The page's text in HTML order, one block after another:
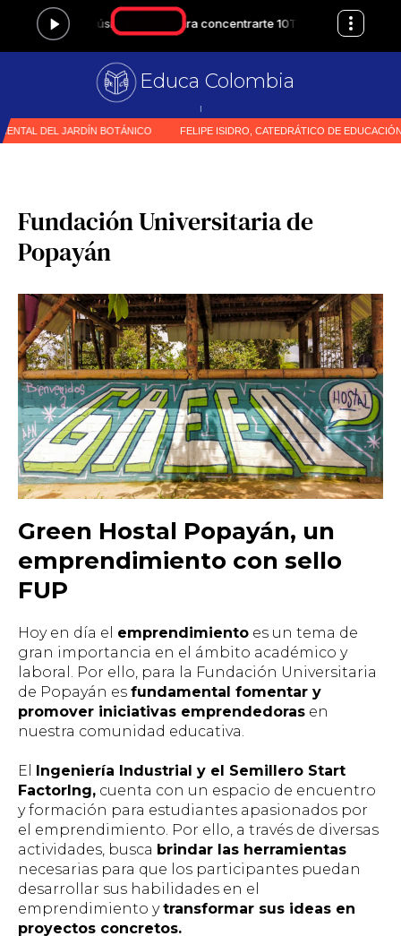
Educa Colombia
Prim
Fundación Universitaria de
Popayán
Green Hostal Popayán, un
emprendimiento con sello
FUP
Hoy en día el emprendimiento es un tema de
gran importancia en el ámbito académico y
laboral. Por ello, para la Fundación Universitaria
de Popayán es fundamental fomentar y
promover iniciativas emprendedoras en
nuestra comunidad educativa.
El Ingeniería Industrial y el Semillero Start
FactorIng, cuenta con un espacio de encuentro
y formación para estudiantes apasionados por
el emprendimiento. Por ello, a través de diversas
actividades, busca brindar las herramientas
necesarias para que los participantes puedan
desarrollar sus habilidades en el
emprendimiento ytransformar sus ideas en
proyectos concretos.